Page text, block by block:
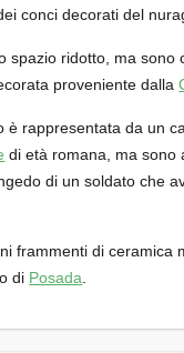
conci decorati del
spazio ridotto, ma sono
proveniente dalla
è rappresentata da un
di età romana, ma
di un soldato che
frammenti di ceramica
di Posada